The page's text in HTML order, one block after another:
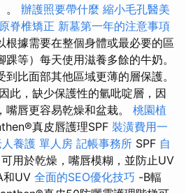
。 辦護照要帶什麼 縮小毛孔醫美
脊椎矯正 新墓第一年的注意事項
根據需要在整個身體或最必要的區
等）每天使用滋養多餘的牛奶。
比面部其他區域更薄的層保護。
因此，缺少保護性的氫吡啶層，因
唇更容易乾燥和盆栽。 桃園植
真皮唇護理SPF 裝潢費用一
養護 單人房 記帳事務所 SPF 自
用於乾燥，嘴唇模糊，並防止UV
和UV 全面的SEO優化技巧 -B輻